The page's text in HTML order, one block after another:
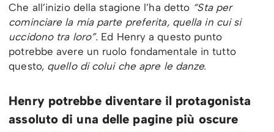
Che all’inizio della stagione l’ha detto “Sta per
cominciare la mia parte preferita, quella in cui si
uccidono tra loro”. Ed Henry a questo punto
potrebbe avere un ruolo fondamentale in tutto
questo, quello di colui che apre le danze.
Henry potrebbe diventare il protagonista
assoluto di una delle pagine più oscure